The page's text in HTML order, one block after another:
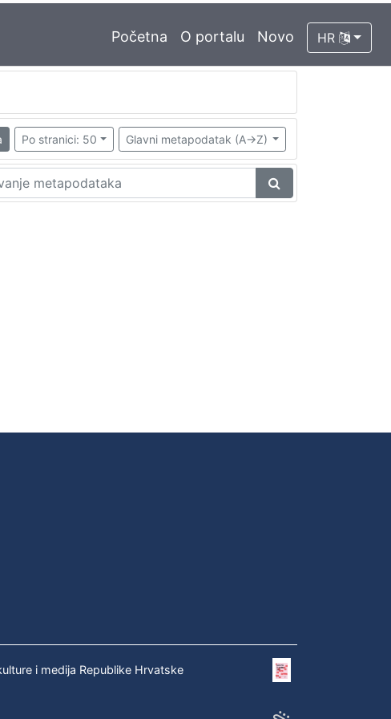
Početna O portalu Novo HR
Po stranici: 50 Glavni metapodatak (A->Z)
i medija Republike Hrvatske